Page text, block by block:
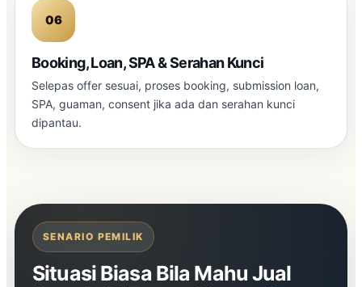
Booking, Loan, SPA & Serahan Kunci
Selepas offer sesuai, proses booking, submission loan,
SPA, guaman, consent jika ada dan serahan kunci
dipantau.
SENARIO PEMILIK
Situasi Biasa Bila Mahu Jual